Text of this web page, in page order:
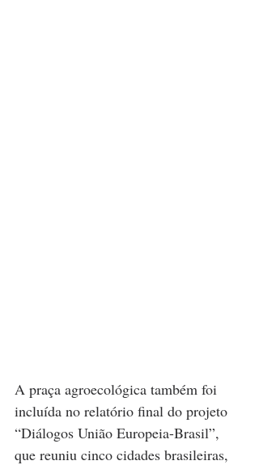
A praça agroecológica também foi
incluída no relatório final do projeto
“Diálogos União Europeia-Brasil”,
que reuniu cinco cidades brasileiras,